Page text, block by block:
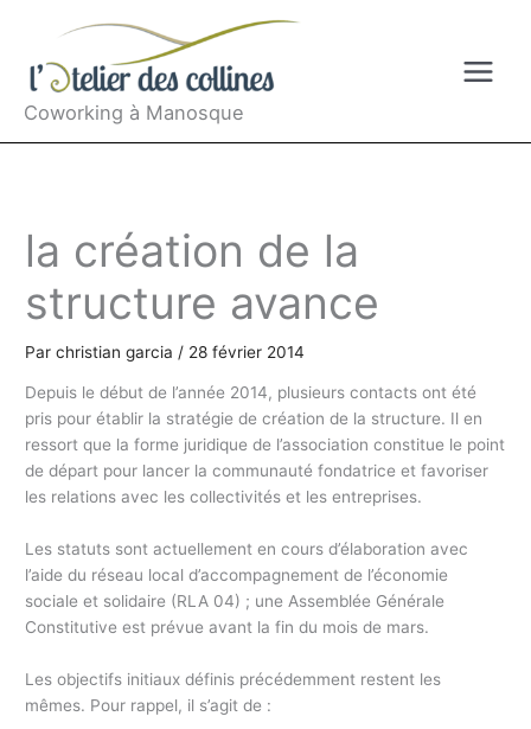
contenu
Coworking à Manosque
la création de la
structure avance
Parchristian garcia / 28 février 2014
Depuis le début de l’année 2014, plusieurs contacts ont été
pris pour établir la stratégie de création de la structure. Il en
ressort que la forme juridique de l’association constitue le point
de départ pour lancer la communauté fondatrice et favoriser
les relations avec les collectivités et les entreprises.
Les statuts sont actuellement en cours d’élaboration avec
l’aide du réseau local d’accompagnement de l’économie
sociale et solidaire (RLA 04) ; une Assemblée Générale
Constitutive est prévue avant la fin du mois de mars.
Les objectifs initiaux définis précédemment restent les
mêmes. Pour rappel, il s’agit de :